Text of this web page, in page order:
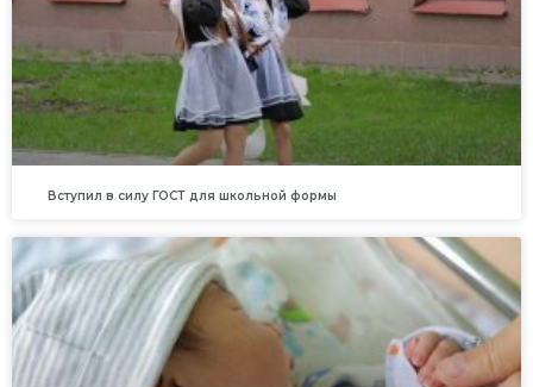
Вступил в силу ГОСТ для школьной формы